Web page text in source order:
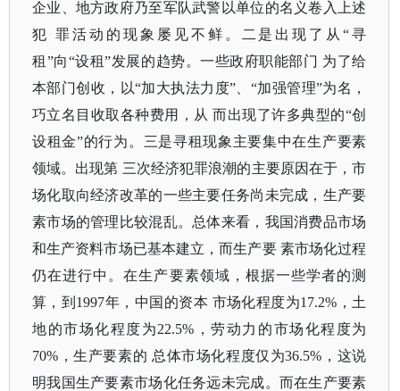
企业、地方政府乃至军队武警以单位的名义卷入上述
犯 罪活动的现象屡见不鲜。二是出现了从“寻
租”向“设租”发展的趋势。一些政府职能部门 为了给
本部门创收，以“加大执法力度”、“加强管理”为名，
巧立名目收取各种费用，从 而出现了许多典型的“创
设租金”的行为。三是寻租现象主要集中在生产要素
领域。出现第 三次经济犯罪浪潮的主要原因在于，市
场化取向经济改革的一些主要任务尚未完成，生产要
素市场的管理比较混乱。总体来看，我国消费品市场
和生产资料市场已基本建立，而生产要 素市场化过程
仍在进行中。在生产要素领域，根据一些学者的测
算，到1997年，中国的资本 市场化程度为17.2%，土
地的市场化程度为22.5%，劳动力的市场化程度为
70%，生产要素的 总体市场化程度仅为36.5%，这说
明我国生产要素市场化任务远未完成。而在生产要素